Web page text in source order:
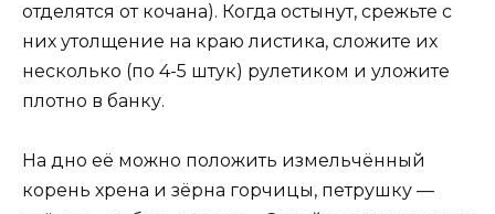
отделятся от кочана). Когда остынут, срежьте с
них утолщение на краю листика, сложите их
несколько (по 4-5 штук) рулетиком и уложите
плотно в банку.
На дно её можно положить измельчённый
корень хрена и зёрна горчицы, петрушку —